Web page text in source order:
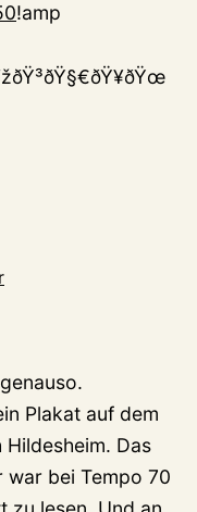
!amp
Plakat auf dem
Das
war bei Tempo 70